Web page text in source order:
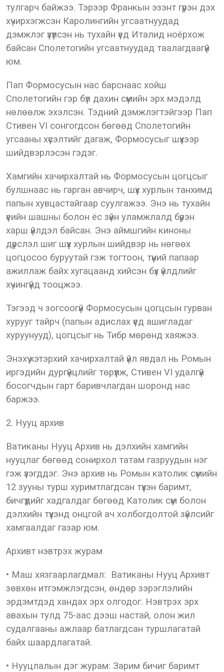
тулгарч байжээ. Тэрээр Франкын эзэнт гүрэн дэх
хүчирхэгжсэн Каролингийн угсаатнуудад
дэмжлэг үзүүлсэн нь тухайн үед Италид ноёрхож
байсан Сполетогийн угсаатнуудад таалагдаагүй
юм.
Пап Формосусын нас барснаас хойш
Сполетогийн гэр бүл дахин сүмийн эрх мэдэлд
нөлөөлж эхэлсэн. Тэдний дэмжлэгтэйгээр Пап
Стивен VI сонгогдсон бөгөөд Сполетогийн
угсааны хүсэлтийг дагаж, Формосусыг шүүхээр
шийдвэрлэсэн гэдэг.
Хамгийн хачирхалтай нь Формосусын цогцсыг
булшнаас нь гарган авчирч, шүүх хурлын танхимд
папын хувцастайгаар суулгажээ. Энэ нь тухайн
үеийн шашны болон ёс зүйн уламжлалд бүрэн
харш үйлдэл байсан. Энэ аймшгийн киноны
дүрслэл шиг шүүх хурлын шийдвэр нь нөгөөх
цогцосоо буруутай гэж тогтоон, түүний папаар
ажиллаж байх хугацаанд хийсэн бүх үйлдлийг
хүчингүйд тооцжээ.
Тэгээд ч зогсоогүй Формосусын цогцсын гурван
хурууг тайрч (папын адислах үед ашигладаг
хуруунууд), цогцсыг нь Тибр мөрөнд хаяжээ.
Энэхүү хэтэрхий хачирхалтай үйл явдал нь Ромын
иргэдийн дургүйцлийг төрүүлж, Стивен VI удалгүй
босогчдын гарт баривчлагдан шоронд нас
баржээ.
2. Нууц архив
Ватиканы Нууц Архив нь дэлхийн хамгийн
нууцлаг бөгөөд сонирхол татам газруудын нэг
гэж үзэгддэг. Энэ архив нь Ромын католик сүмийн
12 зууны турш хуримтлагдсан түүхэн баримт,
бичгүүдийг хадгалдаг бөгөөд Католик сүм болон
дэлхийн түүхэнд онцгой ач холбогдолтой зүйлсийг
хамгаалдаг газар юм.
Архивт нэвтрэх журам
• Маш хязгаарлагдмал: Ватиканы Нууц Архивт
зөвхөн итгэмжлэгдсэн, өндөр зэрэглэлийн
эрдэмтдэд хандах эрх олгодог. Нэвтрэх эрх
авахын тулд 75-аас дээш настай, олон жил
судалгааны ажлаар батлагдсан туршлагатай
байх шаардлагатай.
• Нууцлалын дэг журам: Зарим бичиг баримт